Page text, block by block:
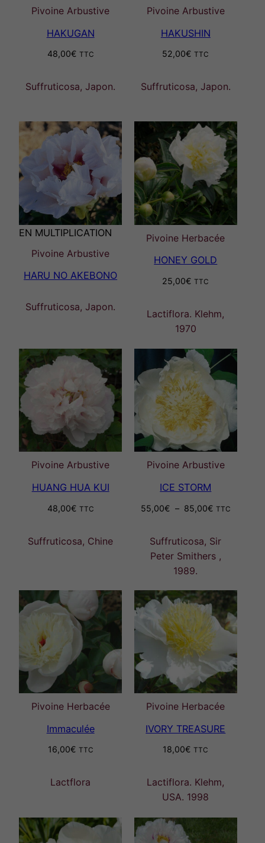
Pivoine Arbustive
HAKUGAN
48,00€ TTC
Suffruticosa, Japon.
Pivoine Arbustive
HAKUSHIN
52,00€ TTC
Suffruticosa, Japon.
EN MULTIPLICATION
Pivoine Arbustive
HARU NO AKEBONO
Suffruticosa, Japon.
Pivoine Herbacée
HONEY GOLD
25,00€ TTC
Lactiflora. Klehm,
1970
Pivoine Arbustive
HUANG HUA KUI
48,00€ TTC
Suffruticosa, Chine
Pivoine Arbustive
ICE STORM
55,00€ – 85,00€Plage
55,00€
à
TTC
Suffruticosa, Sir
Peter Smithers ,
1989.
Pivoine Herbacée
Immaculée
16,00€ TTC
Lactflora
Pivoine Herbacée
IVORY TREASURE
18,00€ TTC
Lactiflora. Klehm,
USA. 1998